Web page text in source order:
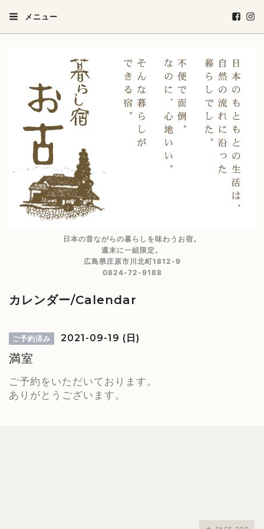
メニュー
日本の昔ながらの暮らしを味わうお宿。
週末に一組限定。
広島県庄原市川北町1812-9
0824-72-9188
カレンダー/Calendar
ご予約済み 2021-09-19 (日)
満室
ご予約をいただいております。
ありがとうございます。